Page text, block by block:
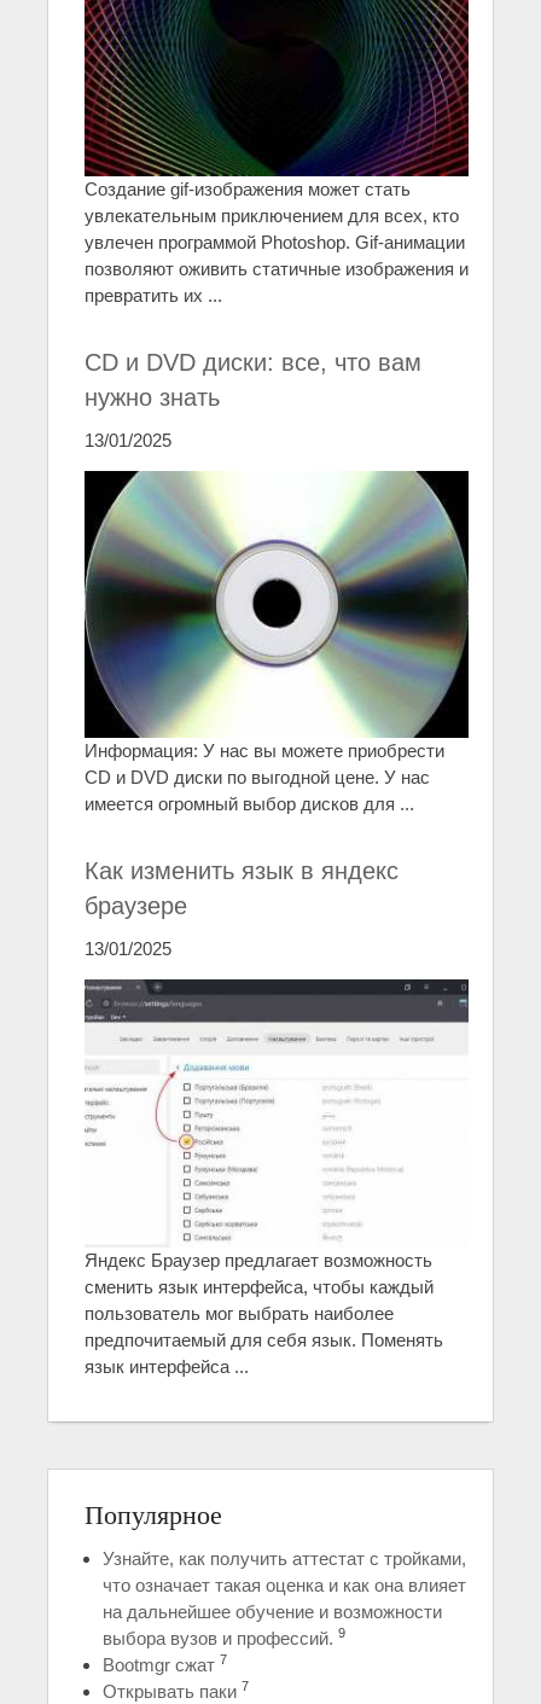
Создание gif-изображения может стать
увлекательным приключением для всех, кто
увлечен программой Photoshop. Gif-анимации
позволяют оживить статичные изображения и
превратить их ...
CD и DVD диски: все, что вам
нужно знать
13/01/2025
Информация: У нас вы можете приобрести
CD и DVD диски по выгодной цене. У нас
имеется огромный выбор дисков для ...
Как изменить язык в яндекс
браузере
13/01/2025
Яндекс Браузер предлагает возможность
сменить язык интерфейса, чтобы каждый
пользователь мог выбрать наиболее
предпочитаемый для себя язык. Поменять
язык интерфейса ...
Популярное
Узнайте, как получить аттестат с тройками,
что означает такая оценка и как она влияет
на дальнейшее обучение и возможности
выбора вузов и профессий. 9
Bootmgr сжат 7
Открывать паки 7